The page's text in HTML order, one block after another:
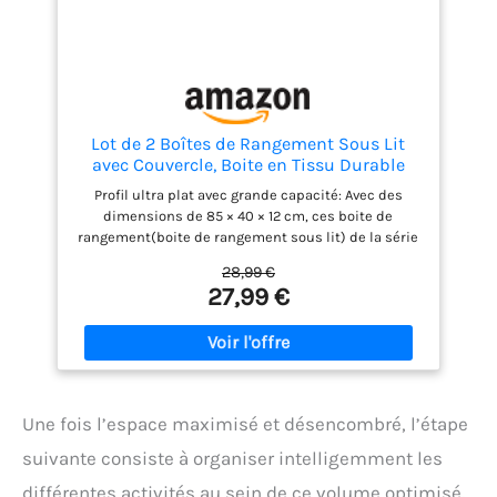
l'intérieur et de gagner du temps sans avoir à
fouiller. Essuyez-la simplement avec un chiffon
humide lorsqu'elle est sale.
Lot de 2 Boîtes de Rangement Sous Lit
avec Couvercle, Boite en Tissu Durable
Sac de Rangement Pliable et Lavable, 3
Poignées Renforcées, Grande Capacité
pour Vêtements Couvertures, 85x40x12cm,
Gris
Profil ultra plat avec grande capacité: Avec des
dimensions de 85 × 40 × 12 cm, ces boite de
rangement(boite de rangement sous lit) de la série
et canapés tout en offrant un vaste espace de
rangement pour vêtements, linge de lit, couettes,
chaussures, jouets ou couvertures. Leur format
extra-plat est idéal pour optimiser l’espace dans
les petites pièces, dortoirs ou appartements.
maintien, cette boite rangement vetement est
conçu pour durer. Ses parois renforcées et son fond
rigide permettent de conserver une forme stable et
de soutenir vos affaires en toute sécurité, qu’il
28,99 €
27,99 €
Une fois l’espace maximisé et désencombré, l’étape
suivante consiste à organiser intelligemment les
différentes activités au sein de ce volume optimisé.